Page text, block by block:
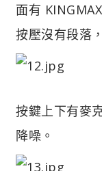
面有
按壓沒有段落
按鍵上下有麥
降噪。